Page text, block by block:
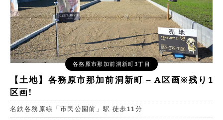
各務原市那加前洞新町3丁目
【土地】各務原市那加前洞新町 – A区画※残り1
区画!
名鉄各務原線「市民公園前」駅 徒歩11分